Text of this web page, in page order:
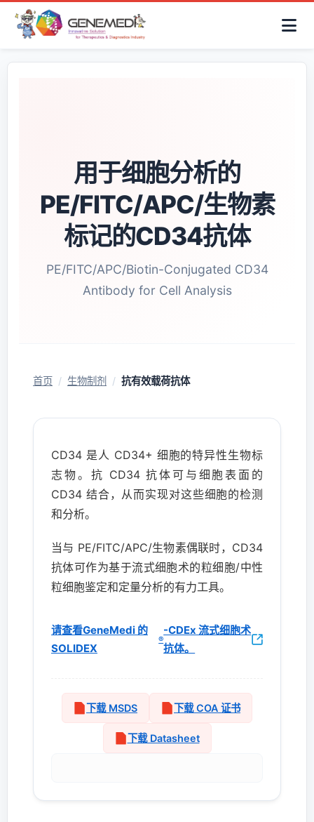
用于细胞分析的
PE/FITC/APC/生物素
标记的CD34抗体
PE/FITC/APC/Biotin-Conjugated CD34
Antibody for Cell Analysis
首页 / 生物制剂 / 抗有效载荷抗体
CD34 是人 CD34+ 细胞的特异性生物标
志物。抗 CD34 抗体可与细胞表面的
CD34 结合，从而实现对这些细胞的检测
和分析。
当与 PE/FITC/APC/生物素偶联时，CD34
抗体可作为基于流式细胞术的粒细胞/中性
粒细胞鉴定和定量分析的有力工具。
请查看GeneMedi 的
SOLIDEX
®
-CDEx 流式细胞术
抗体。
下载 MSDS 下载 COA 证书
下载 Datasheet